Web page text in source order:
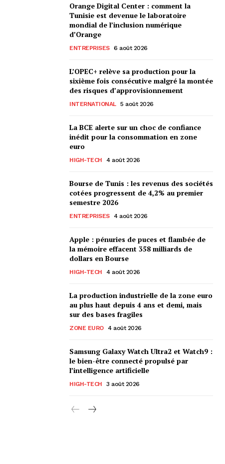
Orange Digital Center : comment la
Tunisie est devenue le laboratoire
mondial de l’inclusion numérique
d’Orange
ENTREPRISES 6 août 2026
L’OPEC+ relève sa production pour la
sixième fois consécutive malgré la montée
des risques d’approvisionnement
INTERNATIONAL 5 août 2026
La BCE alerte sur un choc de confiance
inédit pour la consommation en zone
euro
HIGH-TECH 4 août 2026
Bourse de Tunis : les revenus des sociétés
cotées progressent de 4,2% au premier
semestre 2026
ENTREPRISES 4 août 2026
Apple : pénuries de puces et flambée de
la mémoire effacent 358 milliards de
dollars en Bourse
HIGH-TECH 4 août 2026
La production industrielle de la zone euro
au plus haut depuis 4 ans et demi, mais
sur des bases fragiles
ZONE EURO 4 août 2026
Samsung Galaxy Watch Ultra2 et Watch9 :
le bien-être connecté propulsé par
l’intelligence artificielle
HIGH-TECH 3 août 2026